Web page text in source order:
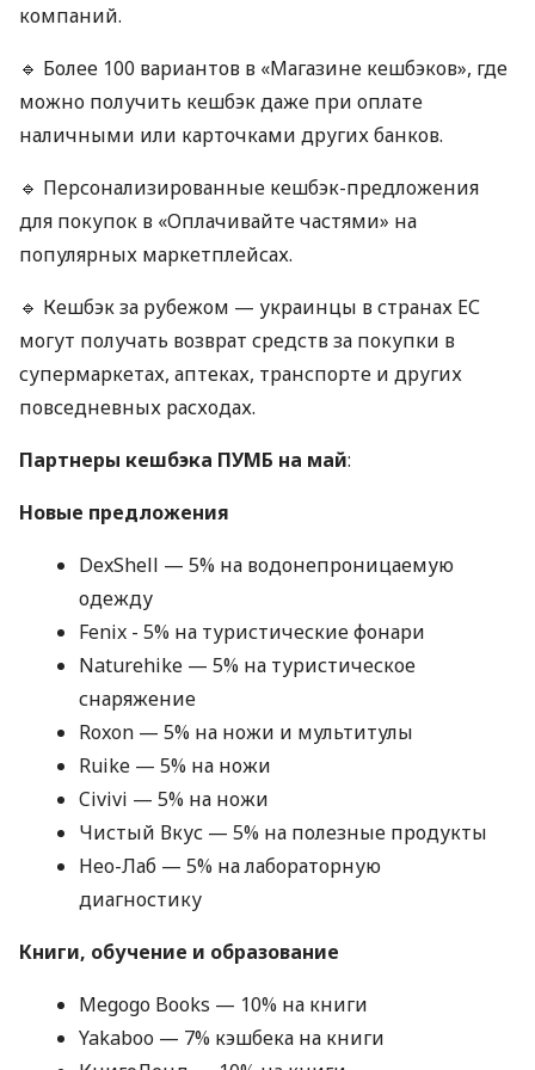
компаний.
🔹 Более 100 вариантов в «Магазине кешбэков», где
можно получить кешбэк даже при оплате
наличными или карточками других банков.
🔹 Персонализированные кешбэк-предложения
для покупок в «Оплачивайте частями» на
популярных маркетплейсах.
🔹 Кешбэк за рубежом — украинцы в странах ЕС
могут получать возврат средств за покупки в
супермаркетах, аптеках, транспорте и других
повседневных расходах.
Партнеры кешбэка ПУМБ на май:
Новые предложения
DexShell — 5% на водонепроницаемую
одежду
Fenix ​​- 5% на туристические фонари
Naturehike — 5% на туристическое
снаряжение
Roxon — 5% на ножи и мультитулы
Ruike — 5% на ножи
Civivi — 5% на ножи
Чистый Вкус — 5% на полезные продукты
Нео-Лаб — 5% на лабораторную
диагностику
Книги, обучение и образование
Megogo Books — 10% на книги
Yakaboo — 7% кэшбека на книги